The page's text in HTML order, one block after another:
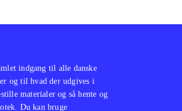
indgang til alle danske
og til hvad der udgives i
materialer og så hente og
Du kan bruge